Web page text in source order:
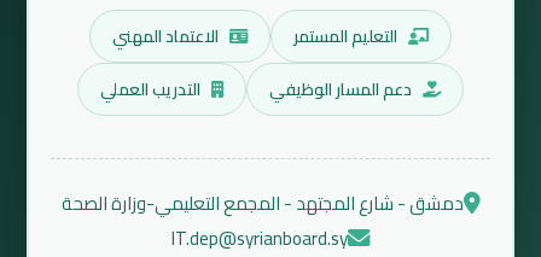
التعليم المستمر
الاعتماد المهني
دعم المسار الوظيفي
التدريب العملي
دمشق - شارع المجتهد - المجمع التعليمي-وزارة الصحة
IT.dep@syrianboard.sy